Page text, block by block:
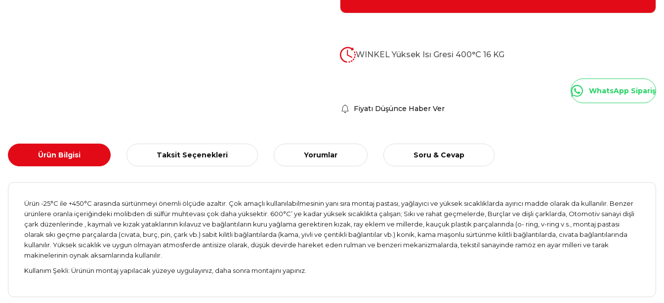
WINKEL Yüksek Isı Gresi 400°C 16 KG
WhatsApp Sipariş
Fiyatı Düşünce Haber Ver
Ürün Bilgisi Taksit Seçenekleri Yorumlar Soru & Cevap
Ürün -25°C ile +450°C arasında sürtünmeyi önemli ölçüde azaltır. Çok amaçlı kullanılabilmesinin yanı sıra montaj pastası, yağlayıcı ve yüksek sıcaklıklarda ayırıcı madde olarak da kullanılır. Benzer
ürünlere oranla içeriğindeki molibden di sülfür muhtevası çok daha yüksektir. 600°C’ ye kadar yüksek sıcaklıkta çalışan; Sıkı ve rahat geçmelerde, Burçlar ve dişli çarklarda, Otomotiv sanayi dişli
çark düzenlerinde , kaymalı ve kızak yataklarının kılavuz ve bağlantıların kuru yağlama gerektiren kızak, ray eklem ve millerde, kauçuk plastik parçalarında (o- ring, v-ring v.s., montaj pastası
olarak sıkı geçme parçalarda (cıvata, burç, pin, çark vb.) sabit kilitli bağlantılarda (kama, yivli ve çentikli bağlantılar vb.) konik, kama maşonlu sürtünme kilitli bağlantılarda, cıvata bağlantılarında
kullanılır. Yüksek sıcaklık ve uygun olmayan atmosferde antisize olarak, düşük devirde hareket eden rulman ve benzeri mekanizmalarda, tekstil sanayinde ramöz en ayar milleri ve tarak
makinelerinin oynak aksamlarında kullanılır.
Kullanım Şekli: Ürünün montaj yapılacak yüzeye uygulayınız, daha sonra montajını yapınız.